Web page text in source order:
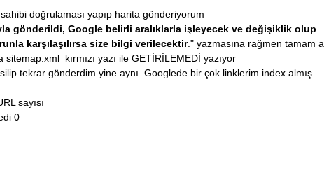
doğrulaması yapıp harita gönderiyorum
gönderildi, Google belirli aralıklarla işleyecek ve değişiklik olup
karşılaşılırsa size bilgi verilecektir." yazmasına rağmen tamam a
sitemap.xml kırmızı yazı ile GETİRİLEMEDİ yazıyor
tekrar gönderdim yine aynı Googlede bir çok linklerim index almış
sayısı
0